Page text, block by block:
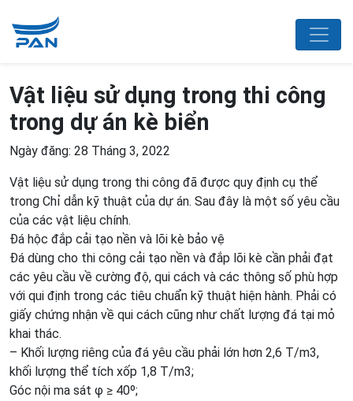
Vật liệu sử dụng trong thi công
trong dự án kè biển
Ngày đăng: 28 Tháng 3, 2022
Vật liệu sử dụng trong thi công đã được quy định cụ thể
trong Chỉ dẫn kỹ thuật của dự án. Sau đây là một số yêu cầu
của các vật liệu chính.
Đá hộc đắp cải tạo nền và lõi kè bảo vệ
Đá dùng cho thi công cải tạo nền và đắp lõi kè cần phải đạt
các yêu cầu về cường độ, qui cách và các thông số phù hợp
với qui định trong các tiêu chuẩn kỹ thuật hiện hành. Phải có
giấy chứng nhận về qui cách cũng như chất lượng đá tại mỏ
khai thác.
– Khối lượng riêng của đá yêu cầu phải lớn hơn 2,6 T/m3,
khối lượng thể tích xốp 1,8 T/m3;
Góc nội ma sát φ ≥ 40º;